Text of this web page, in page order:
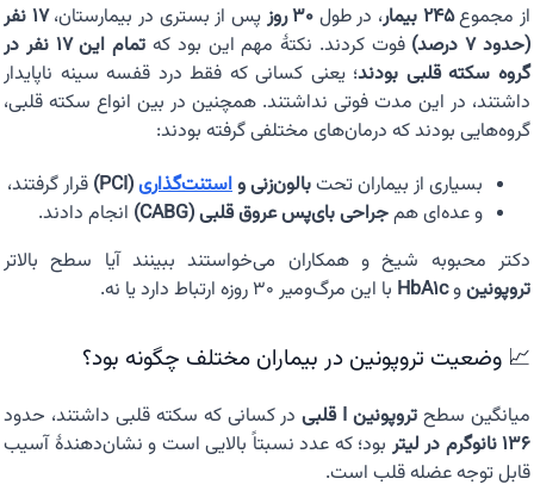
از مجموع۲۴۵ بیمار ، در طول ۳۰ روز پس از بستری در بیمارستان،
۱۷ نفر
(حدود ۷ درصد)
فوت کردند. نکتهٔ مهم این بود که
تمام این ۱۷ نفر در
گروه سکته قلبی بودند؛ یعنی کسانی که فقط درد قفسه سینه ناپایدار
داشتند، در این مدت فوتی نداشتند. همچنین در بین انواع سکته قلبی،
گروه‌هایی بودند که درمان‌های مختلفی گرفته بودند:
بسیاری از بیماران تحتبالون‌زنی واستنت‌گذاری(PCI)
قرار گرفتند،
و عده‌ای همجراحی بای‌پس عروق قلبی (CABG)
انجام دادند.
دکتر محبوبه شیخ و همکاران می‌خواستند ببینند آیا سطح بالاتر
تروپونینوHbA1c با این مرگ‌ومیر ۳۰ روزه ارتباط دارد یا نه.
📈 وضعیت تروپونین در بیماران مختلف چگونه بود؟
میانگین سطح تروپونین I قلبی
در کسانی که سکته قلبی داشتند، حدود
۱۳۶ نانوگرم در لیتر
بود؛ که عدد نسبتاً بالایی است و نشان‌دهندهٔ آسیب
قابل توجه عضله قلب است.